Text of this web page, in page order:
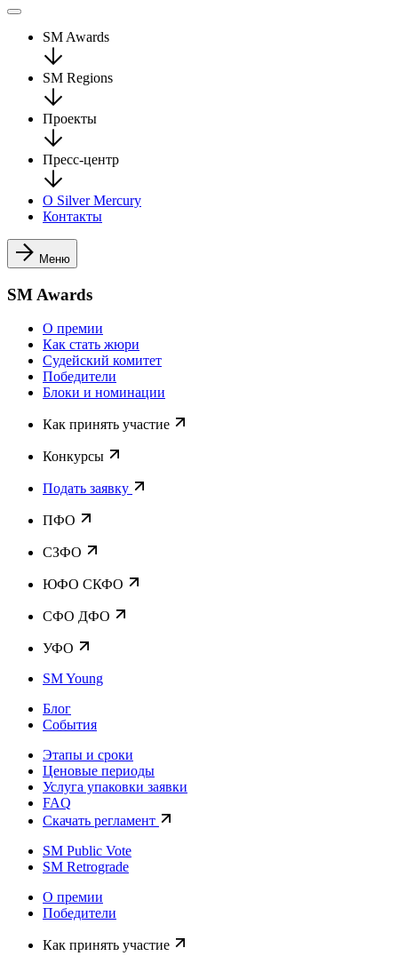
SM Awards
SM Regions
Проекты
Пресс-центр
О Silver Mercury
Контакты
Меню
SM Awards
О премии
Как стать жюри
Судейский комитет
Победители
Блоки и номинации
Как принять участие
Конкурсы
Подать заявку
ПФО
СЗФО
ЮФО СКФО
CФО ДФО
УФО
SM Young
Блог
События
Этапы и сроки
Ценовые периоды
Услуга упаковки заявки
FAQ
Скачать регламент
SM Public Vote
SM Retrograde
О премии
Победители
Как принять участие